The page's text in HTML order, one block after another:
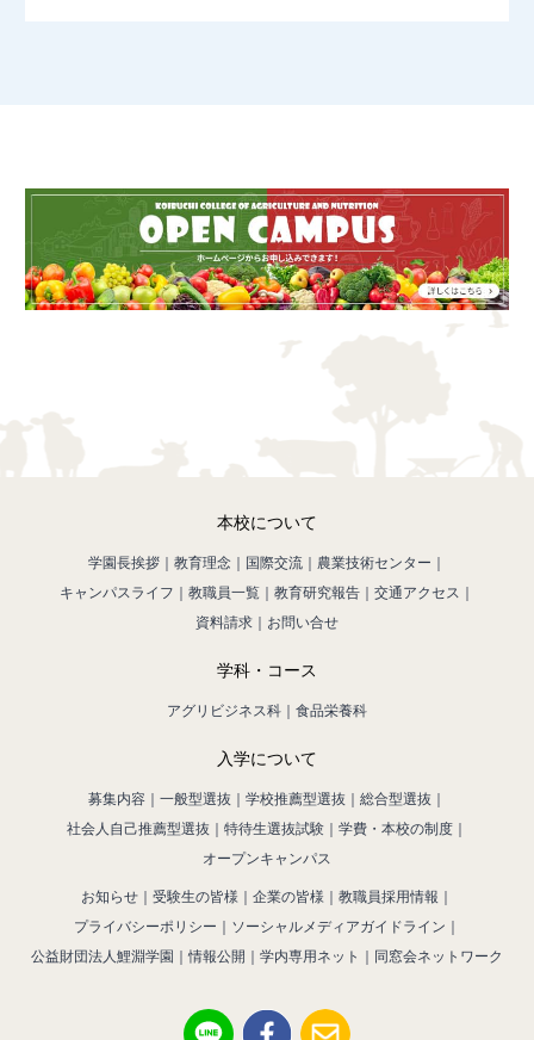
本校について
学園長挨拶 教育理念 国際交流
農業技術センター
キャンパスライフ
教職員一覧 教育研究報告
交通アクセス
資料請求
お問い合せ
学科・コース
アグリビジネス科 食品栄養科
入学について
募集内容 一般型選抜 学校推薦型選抜
総合型選抜
社会人自己推薦型選抜
特待生選抜試験
学費・本校の制度
オープンキャンパス
お知らせ 受験生の皆様 企業の皆様
教職員採用情報
プライバシーポリシー
ソーシャルメディアガイドライン
公益財団法人鯉淵学園
情報公開 学内専用ネット 同窓会ネットワーク